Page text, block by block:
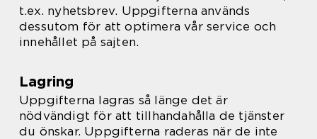
t.ex. nyhetsbrev. Uppgifterna används
dessutom för att optimera vår service och
innehållet på sajten.
Lagring
Uppgifterna lagras så länge det är
nödvändigt för att tillhandahålla de tjänster
du önskar. Uppgifterna raderas när de inte